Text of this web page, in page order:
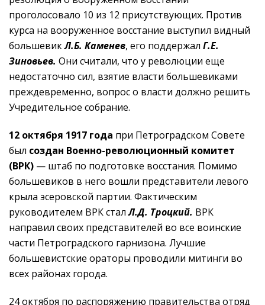
проголосовало 10 из 12 присутствующих. Против
курса на вооруженное восстание выступил видный
большевикЛ.Б. Каменев, его поддержал Г.Е.
Зиновьев. Они считали, что у революции еще
недостаточно сил, взятие власти большевиками
преждевременно, вопрос о власти должно решить
Учредительное собрание.
12 октября 1917 года при Петроградском Совете
был создан Военно-революционный комитет
(ВРК) — штаб по подготовке восстания. Помимо
большевиков в него вошли представители левого
крыла эсеровской партии. Фактическим
руководителем ВРК сталЛ.Д. Троцкий. ВРК
направил своих представителей во все воинские
части Петроградского гарнизона. Лучшие
большевистские ораторы проводили митинги во
всех районах города.
24 октября по распоряжению правительства отряд